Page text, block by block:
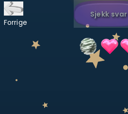
Forrige
Sjekk svar